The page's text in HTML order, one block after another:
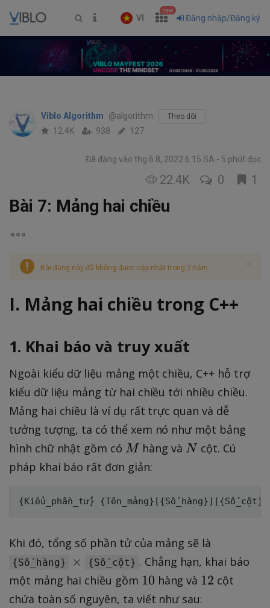
VI
new
Đăng nhập/Đăng ký
Viblo Algorithm @algorithm Theo dõi
12.4K 938 127
Đã đăng vào thg 6 8, 2022 6:15 SA 5 phút đọc
22.4K 0 1
Bài 7: Mảng hai chiều
Bài đăng này đã không được cập nhật trong 2 năm
I. Mảng hai chiều trong C++
1. Khai báo và truy xuất
Ngoài kiểu dữ liệu mảng một chiều, C++ hỗ trợ
kiểu dữ liệu mảng từ hai chiều tới nhiều chiều.
Mảng hai chiều là ví dụ rất trực quan và dễ
tưởng tượng, ta có thể xem nó như một bảng
hình chữ nhật gồm có M
M hàng và N
N cột. Cú
pháp khai báo rất đơn giản:
Khi đó, tổng số phần tử của mảng sẽ là
{Số_hàng}
\
ti
m
× {Số_cột} . Chẳng hạn, khai báo
một mảng hai chiều gồm 1
0
10 hàng và 1
2
12 cột
chứa toàn số nguyên, ta viết như sau: